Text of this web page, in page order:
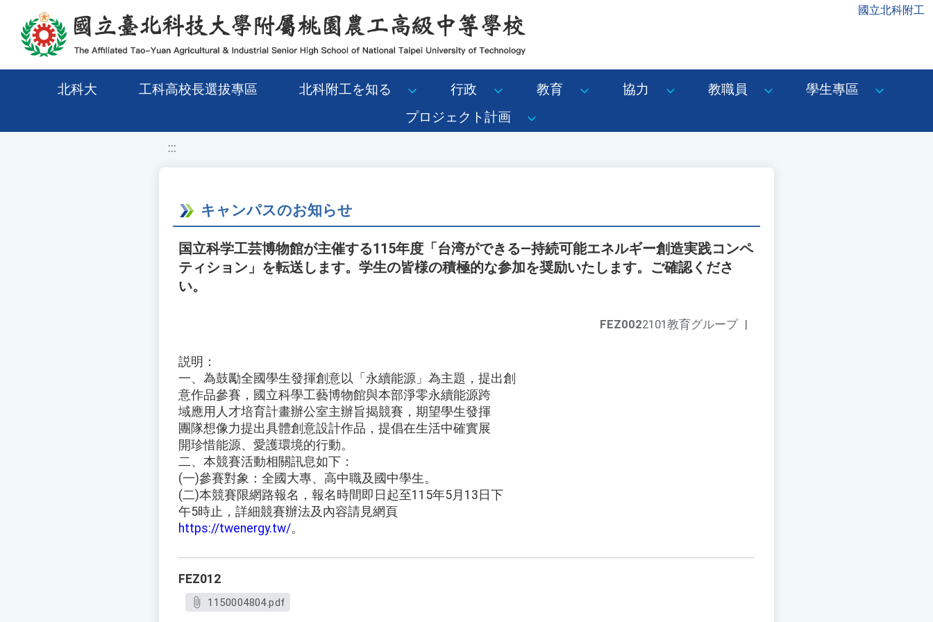
移至網頁之主要內容區位置 國立北科附工
北科大 工科高校長選拔專區 北科附工を知る 行政 教育 協力 教職員
學生專區
プロジェクト計画
:::
キャンパスのお知らせ
国立科学工芸博物館が主催する115年度「台湾ができる―持続可能エネルギー創造実践コンペ
ティション」を転送します。学生の皆様の積極的な参加を奨励いたします。ご確認くださ
い。
FEZ0022101教育グループ |
説明：
一、為鼓勵全國學生發揮創意以「永續能源」為主題，提出創
意作品參賽，國立科學工藝博物館與本部淨零永續能源跨
域應用人才培育計畫辦公室主辦旨揭競賽，期望學生發揮
團隊想像力提出具體創意設計作品，提倡在生活中確實展
開珍惜能源、愛護環境的行動。
二、本競賽活動相關訊息如下：
(一)參賽對象：全國大專、高中職及國中學生。
(二)本競賽限網路報名，報名時間即日起至115年5月13日下
午5時止，詳細競賽辦法及內容請見網頁
https://twenergy.tw/。
FEZ012
1150004804.pdf